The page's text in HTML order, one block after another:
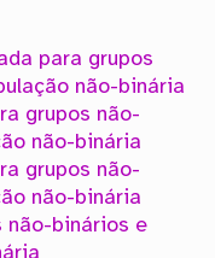
para grupos
não-binária
grupos não-
não-binária
grupos não-
não-binária
não-binários e